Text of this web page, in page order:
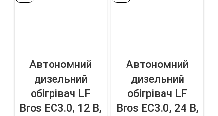
Автономний
дизельний
обігрівач LF
Bros EC3.0, 12 В,
Автономний
дизельний
обігрівач LF
Bros EC3.0, 24 В,